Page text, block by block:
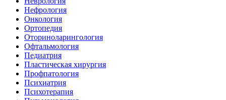
Нефрология
Онкология
Ортопедия
Оториноларингология
Офтальмология
Педиатрия
Пластическая хирургия
Профпатология
Психиатрия
Психотерапия